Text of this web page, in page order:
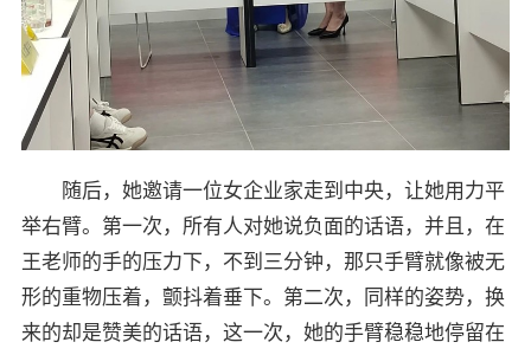
随后，她邀请一位女企业家走到中央，让她用力平
举右臂。第一次，所有人对她说负面的话语，并且，在
王老师的手的压力下，不到三分钟，那只手臂就像被无
形的重物压着，颤抖着垂下。第二次，同样的姿势，换
来的却是赞美的话语，这一次，她的手臂稳稳地停留在